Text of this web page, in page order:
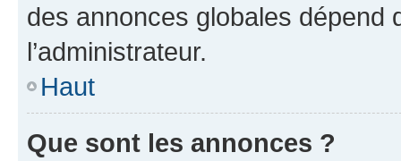
des annonces globales dépend
l’administrateur.
Haut
Que sont les annonces ?